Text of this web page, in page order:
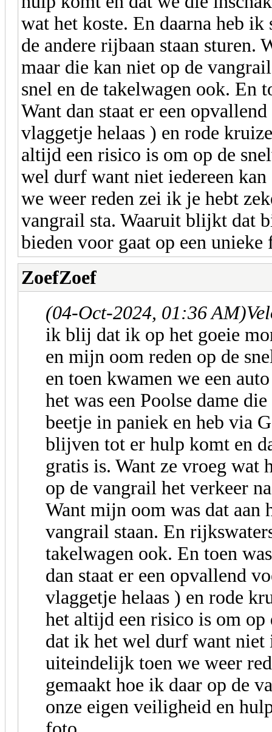
wat het koste. En daarna heb
de andere rijbaan staan sturen.
maar die kan niet op de
snel en de takelwagen ook. En
Want dan staat er een
vlaggetje helaas ) en rode
altijd een risico is om op de
wel durf want niet iedereen
we weer reden zei ik je hebt
vangrail sta. Waaruit blijkt dat
bieden voor gaat op een unieke
ZoefZoef
(04-Oct-2024, 01:36 AM)
ik blij dat ik op het goeie
en mijn oom reden op de
en toen kwamen we een
het was een Poolse dame
beetje in paniek en heb via
blijven tot er hulp komt en
gratis is. Want ze vroeg wat
op de vangrail het verkeer
Want mijn oom was dat aan
vangrail staan. En
takelwagen ook. En toen
dan staat er een opvallend
vlaggetje helaas ) en rode
het altijd een risico is om op
dat ik het wel durf want niet
uiteindelijk toen we weer
gemaakt hoe ik daar op de
onze eigen veiligheid en